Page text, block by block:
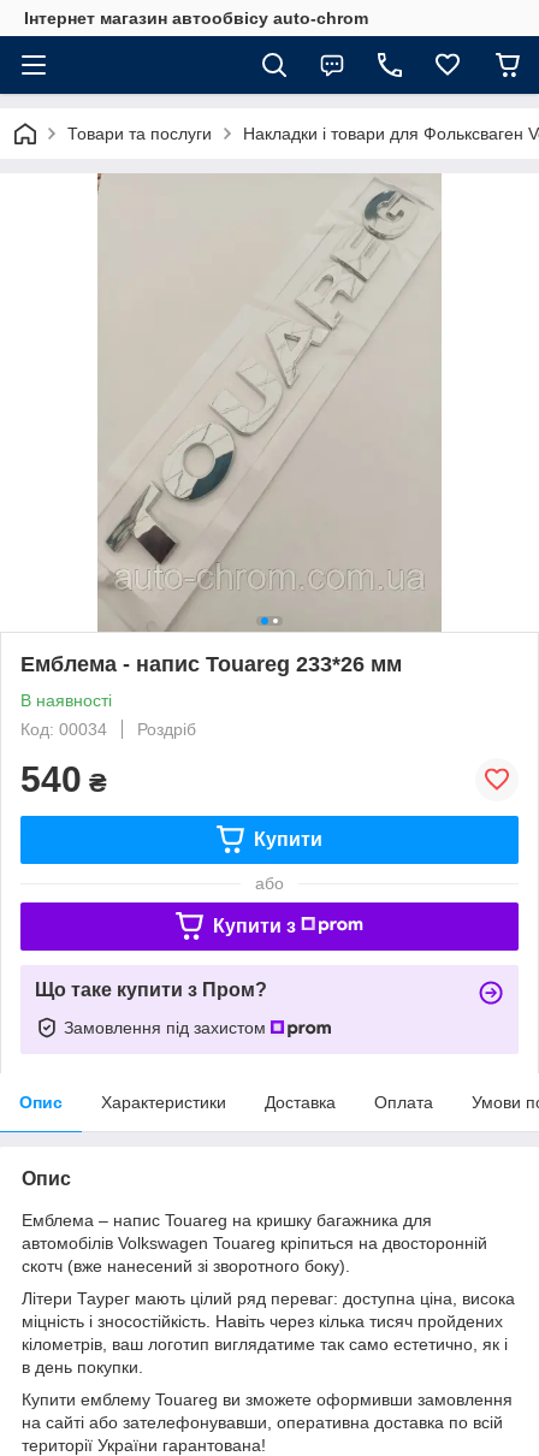
Інтернет магазин автообвісу auto-chrom
Товари та послуги Накладки і товари для Фольксваген
Емблема - напис Touareg 233*26 мм
В наявності
Код: 00034
Роздріб
540 ₴
Купити
або
Купити з
Що таке купити з Пром?
Замовлення під захистом
Опис Характеристики Доставка Оплата Умови
Опис
Емблема – напис Touareg на кришку багажника для
автомобілів Volkswagen Touareg кріпиться на двосторонній
скотч (вже нанесений зі зворотного боку).
Літери Таурег мають цілий ряд переваг: доступна ціна, висока
міцність і зносостійкість. Навіть через кілька тисяч пройдених
кілометрів, ваш логотип виглядатиме так само естетично, як і
в день покупки.
Купити емблему Touareg ви зможете оформивши замовлення
на сайті або зателефонувавши, оперативна доставка по всій
території України гарантована!